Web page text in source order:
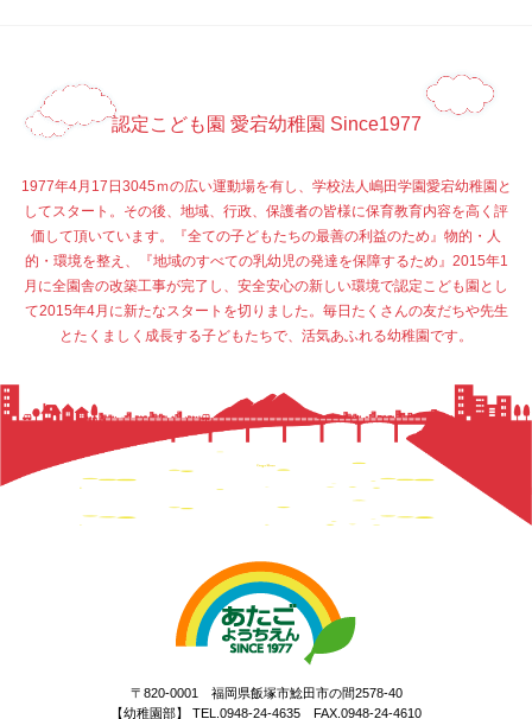
認定こども園 愛宕幼稚園 Since1977
1977年4月17日3045ｍの広い運動場を有し、学校法人嶋田学園愛宕幼稚園と
してスタート。その後、地域、行政、保護者の皆様に保育教育内容を高く評
価して頂いています。『全ての子どもたちの最善の利益のため』物的・人
的・環境を整え、『地域のすべての乳幼児の発達を保障するため』2015年1
月に全園舎の改築工事が完了し、安全安心の新しい環境で認定こども園とし
て2015年4月に新たなスタートを切りました。毎日たくさんの友だちや先生
とたくましく成長する子どもたちで、活気あふれる幼稚園です。
〒820-0001 福岡県飯塚市鯰田市の間2578-40
【幼稚園部】 TEL.0948-24-4635 FAX.0948-24-4610